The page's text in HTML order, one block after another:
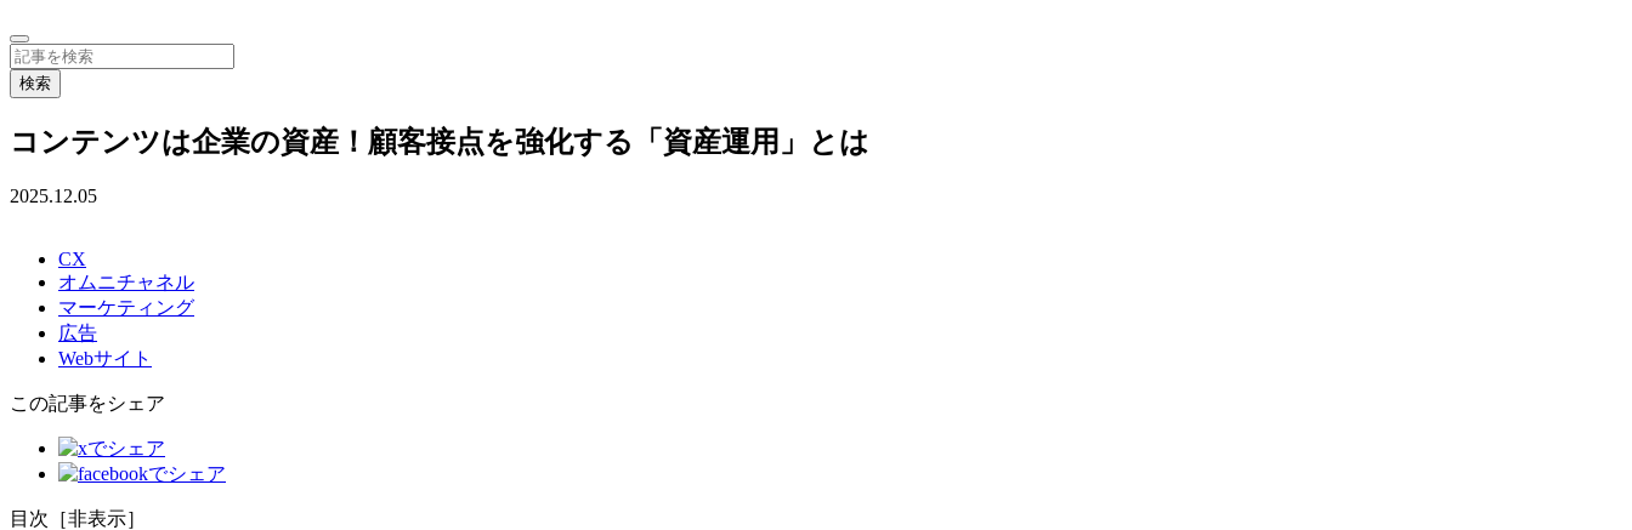
コンテンツは企業の資産！顧客接点を強化する「資産運用」とは
2025.12.05
CX
オムニチャネル
マーケティング
広告
Webサイト
この記事をシェア
目次 ［非表示］